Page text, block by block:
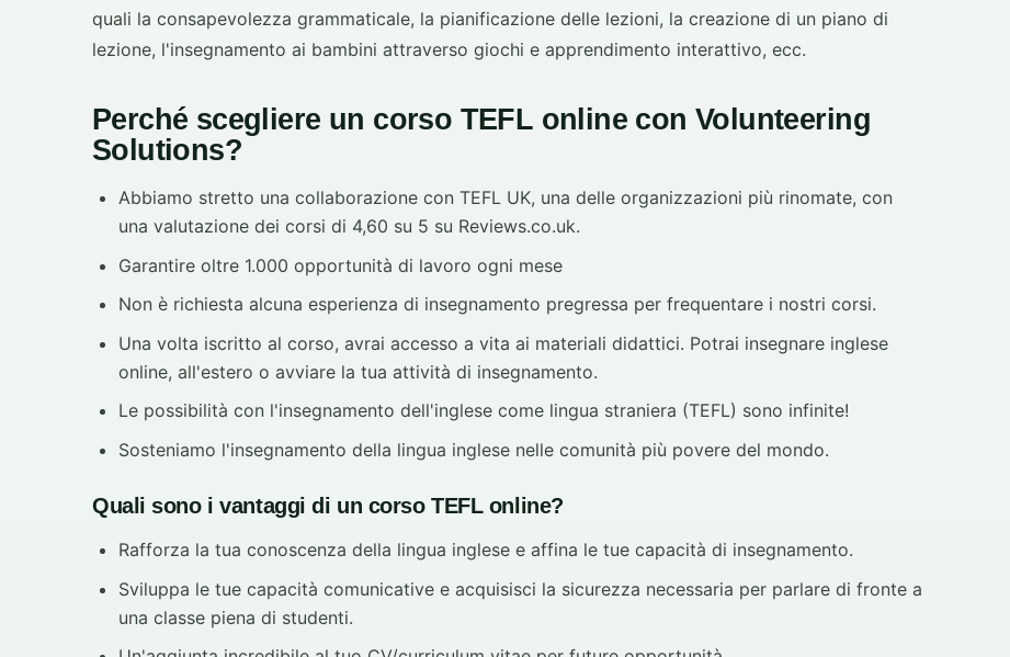
quali la consapevolezza grammaticale, la pianificazione delle lezioni, la creazione di un piano di
lezione, l'insegnamento ai bambini attraverso giochi e apprendimento interattivo, ecc.
Perché scegliere un corso TEFL online con Volunteering
Solutions?
Abbiamo stretto una collaborazione con TEFL UK, una delle organizzazioni più rinomate, con
una valutazione dei corsi di 4,60 su 5 su Reviews.co.uk.
Garantire oltre 1.000 opportunità di lavoro ogni mese
Non è richiesta alcuna esperienza di insegnamento pregressa per frequentare i nostri corsi.
Una volta iscritto al corso, avrai accesso a vita ai materiali didattici. Potrai insegnare inglese
online, all'estero o avviare la tua attività di insegnamento.
Le possibilità con l'insegnamento dell'inglese come lingua straniera (TEFL) sono infinite!
Sosteniamo l'insegnamento della lingua inglese nelle comunità più povere del mondo.
Quali sono i vantaggi di un corso TEFL online?
Rafforza la tua conoscenza della lingua inglese e affina le tue capacità di insegnamento.
Sviluppa le tue capacità comunicative e acquisisci la sicurezza necessaria per parlare di fronte a
una classe piena di studenti.